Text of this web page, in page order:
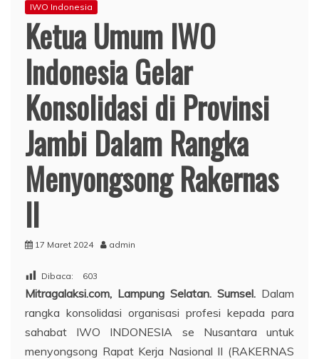
IWO Indonesia
Ketua Umum IWO
Indonesia Gelar
Konsolidasi di Provinsi
Jambi Dalam Rangka
Menyongsong Rakernas
II
17 Maret 2024 admin
Dibaca: 603
Mitragalaksi.com, Lampung Selatan. Sumsel. Dalam
rangka konsolidasi organisasi profesi kepada para
sahabat IWO INDONESIA se Nusantara untuk
menyongsong Rapat Kerja Nasional II (RAKERNAS